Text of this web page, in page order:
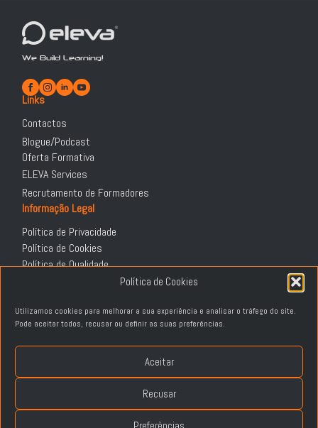
Política de Cookies
Utilizamos cookies para melhorar a sua experiência e analisar o tráfego do site.
Pode aceitar todos, recusar ou definir as suas preferências.
Aceitar
Recusar
Preferèncias
We Build Learning!
Links
Contactos
Blogue/Podcast
Oferta Formativa
ELEVA Services
Recrutamento de Formadores
Informação Legal
Política de Privacidade
Política de Cookies
Política de Qualidade
Política de Devoluções e Reembolsos
Livro de Reclamações